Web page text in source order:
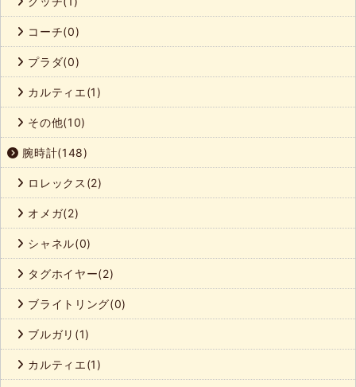
コーチ(0)
プラダ(0)
カルティエ(1)
その他(10)
腕時計(148)
ロレックス(2)
オメガ(2)
シャネル(0)
タグホイヤー(2)
ブライトリング(0)
ブルガリ(1)
カルティエ(1)